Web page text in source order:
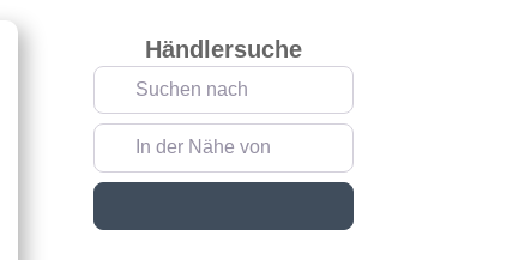
Händlersuche
Suchen nach
In der Nähe von